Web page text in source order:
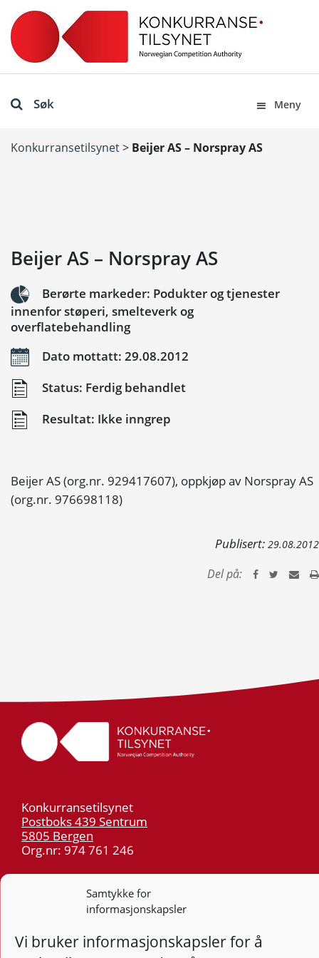
Samtykke for
informasjonskapsler
Vi bruker informasjonskapsler for å
Søk Meny
Konkurransetilsynet> Beijer AS – Norspray AS
Beijer AS – Norspray AS
Berørte markeder: Podukter og tjenester
innenfor støperi, smelteverk og
overflatebehandling
Dato mottatt: 29.08.2012
Status: Ferdig behandlet
Resultat: Ikke inngrep
Beijer AS (org.nr. 929417607), oppkjøp av Norspray AS
(org.nr. 976698118)
Publisert: 29.08.2012
Del på:
Konkurransetilsynet
Postboks 439 Sentrum
5805 Bergen
Org.nr: 974 761 246
55 59 75 00
post@kt.no